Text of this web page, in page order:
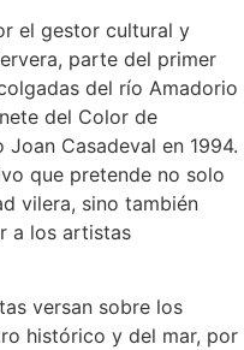
el gestor cultural y
parte del primer
del río Amadorio
del Color de
Casadeval en 1994.
que pretende no solo
vilera, sino también
a los artistas
versan sobre los
histórico y del mar, por